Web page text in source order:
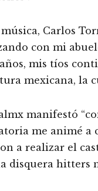
Carlos
con mi
mis tíos
mexicana, la
manifestó
me animé
a realizar el
disquera hitters